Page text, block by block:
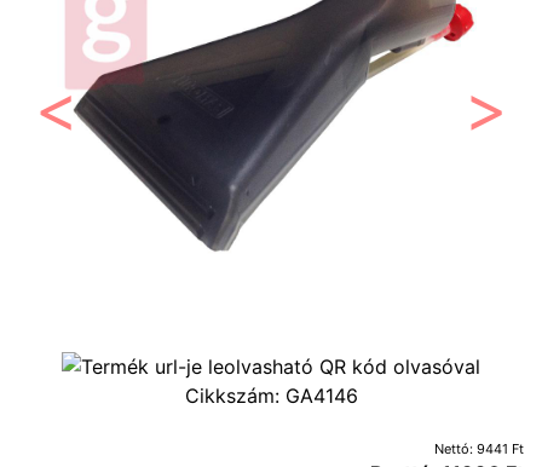
Előző
Cikkszám: GA4146
Nettó: 9441 Ft